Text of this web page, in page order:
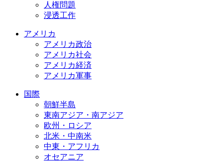
人権問題
浸透工作
アメリカ
アメリカ政治
アメリカ社会
アメリカ経済
アメリカ軍事
国際
朝鮮半島
東南アジア・南アジア
欧州・ロシア
北米・中南米
中東・アフリカ
オセアニア